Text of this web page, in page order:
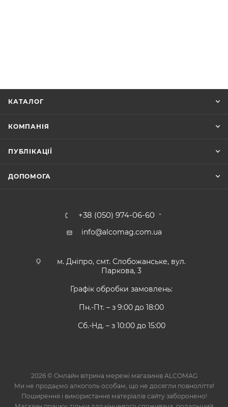
КАТАЛОГ
КОМПАНІЯ
ПУБЛІКАЦІЇ
ДОПОМОГА
+38 (050) 974-06-60
info@alcomag.com.ua
м. Дніпро, смт. Слобожанське, вул.
Паркова, 3
Графік обробки замовлень:
Пн.-Пт. – з 9:00 до 18:00
Сб.-Нд. – з 10:00 до 15:00
2026 © Онлайн вітрина мережі магазинів ALCOMAG
Ми не продаємо алкоголь особам, що не досягли повноліття!
Поширення і використання матеріалів сайту заборонено!